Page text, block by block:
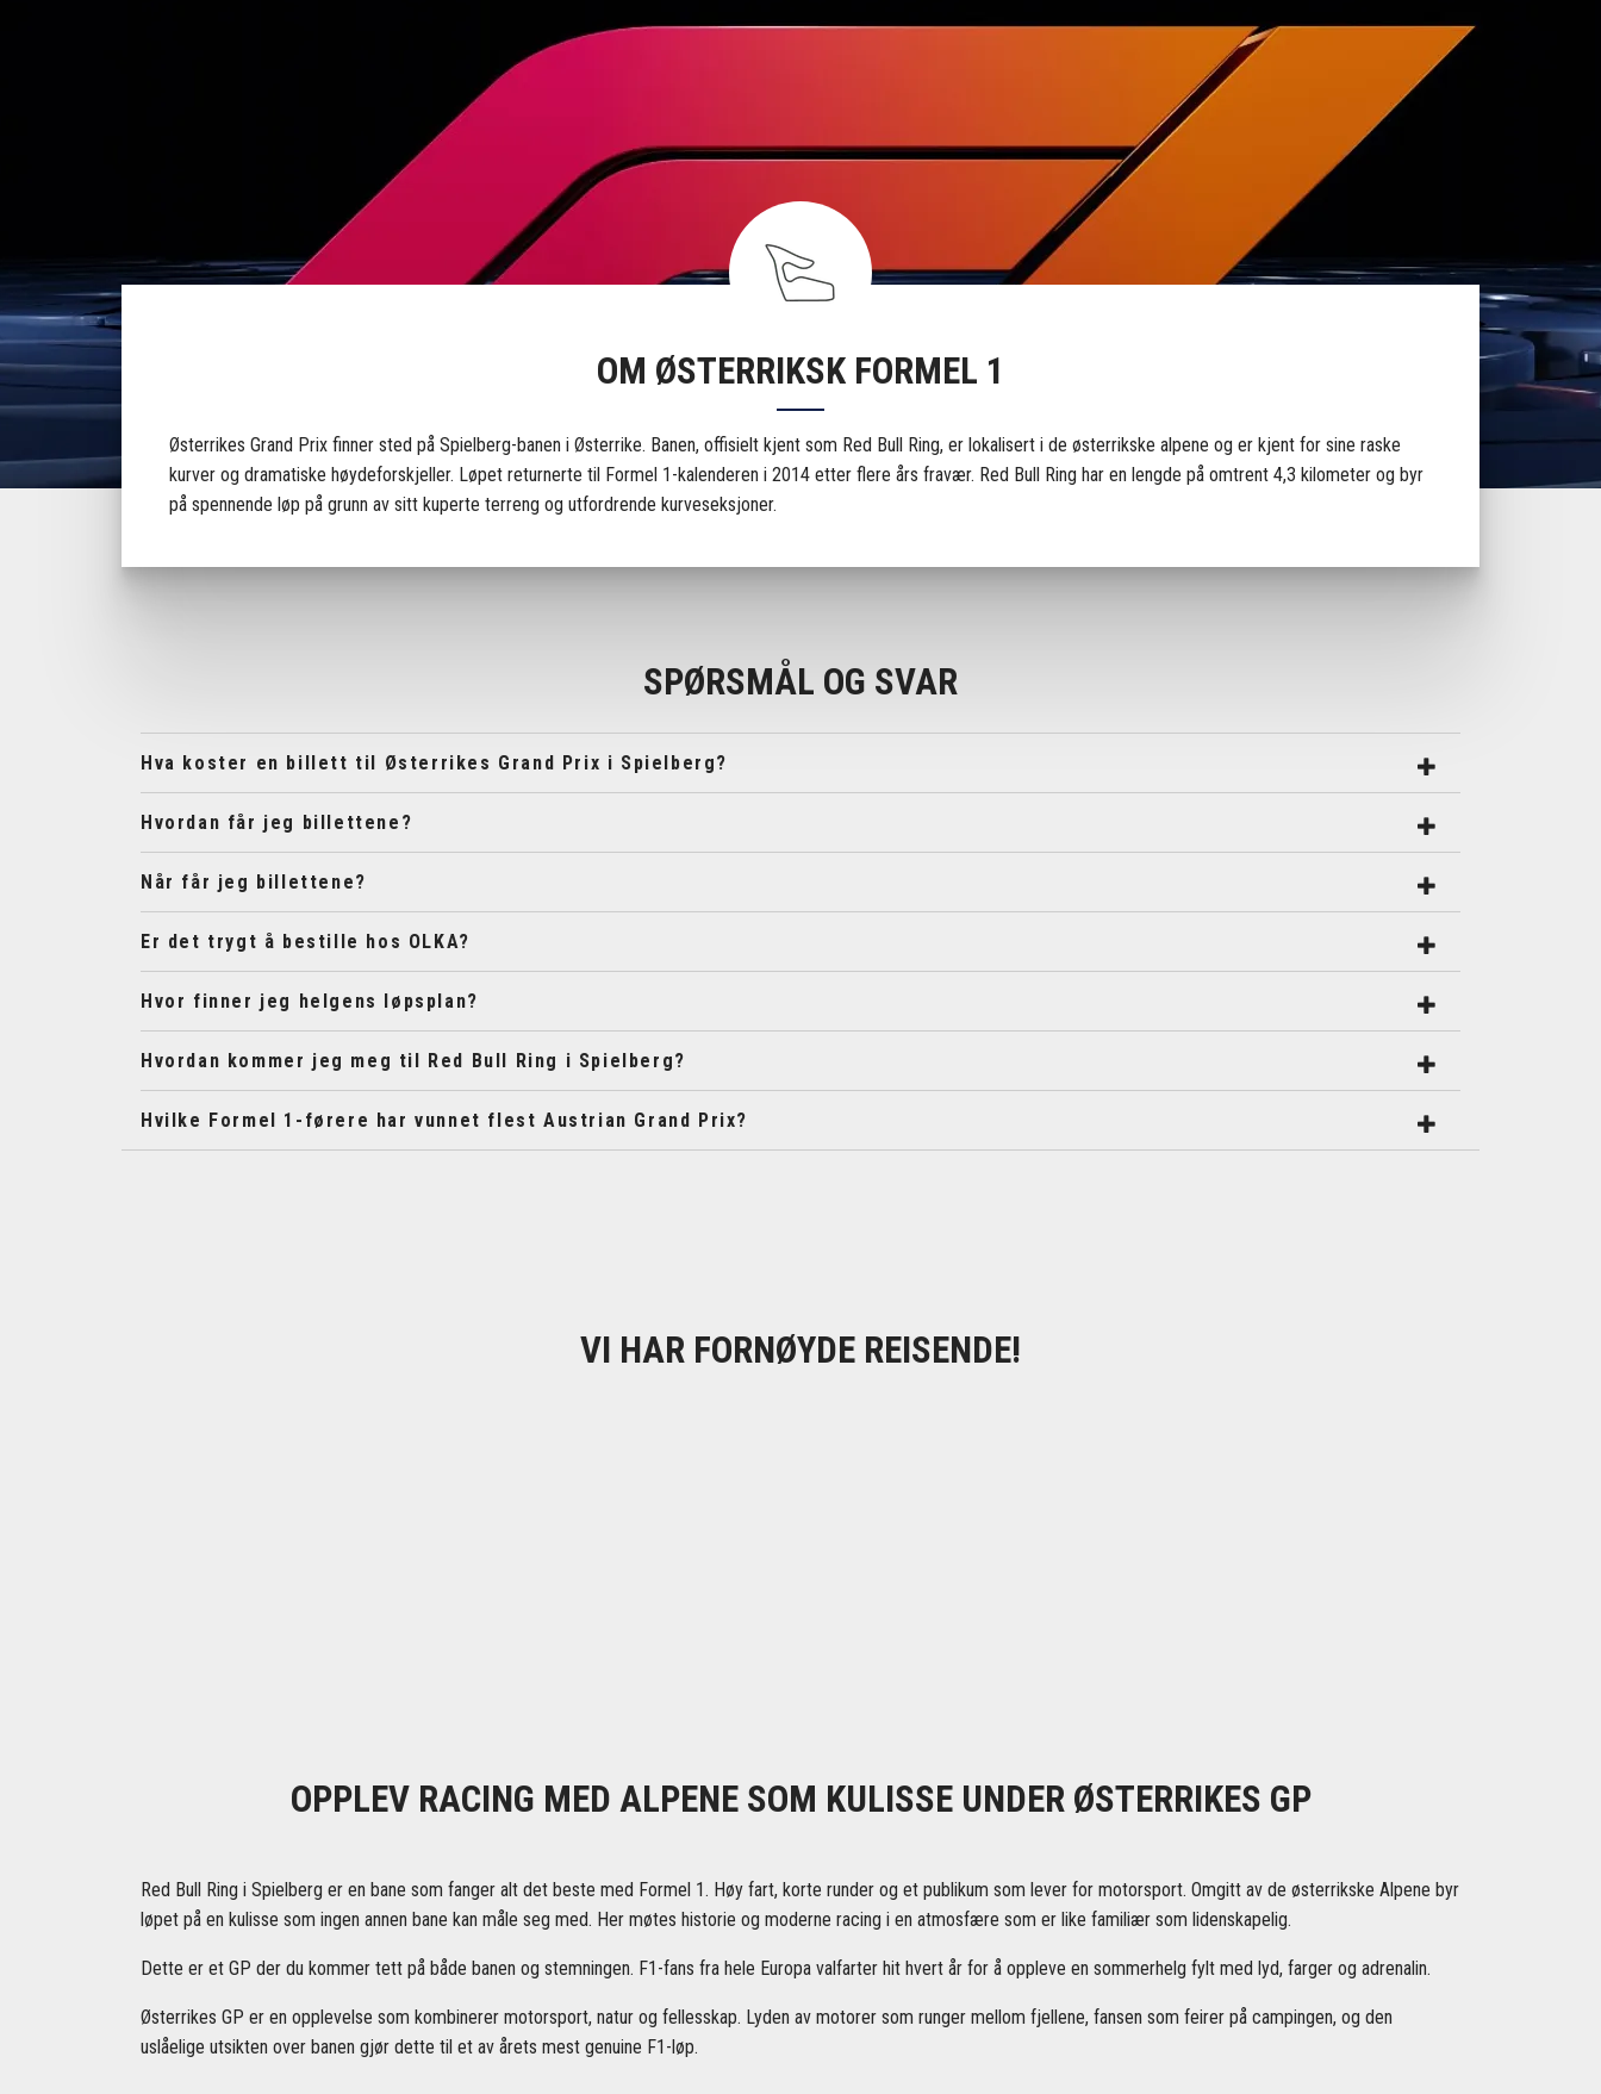
OM ØSTERRIKSK FORMEL 1
Østerrikes Grand Prix finner sted på Spielberg-banen i Østerrike. Banen, offisielt kjent som Red Bull Ring, er lokalisert i de østerrikske alpene og er kjent for sine raske
kurver og dramatiske høydeforskjeller. Løpet returnerte til Formel 1-kalenderen i 2014 etter flere års fravær. Red Bull Ring har en lengde på omtrent 4,3 kilometer og byr
på spennende løp på grunn av sitt kuperte terreng og utfordrende kurveseksjoner.
SPØRSMÅL OG SVAR
Hva koster en billett til Østerrikes Grand Prix i Spielberg?
Hvordan får jeg billettene?
Når får jeg billettene?
Er det trygt å bestille hos OLKA?
Hvor finner jeg helgens løpsplan?
Hvordan kommer jeg meg til Red Bull Ring i Spielberg?
Hvilke Formel 1-førere har vunnet flest Austrian Grand Prix?
VI HAR FORNØYDE REISENDE!
OPPLEV RACING MED ALPENE SOM KULISSE UNDER ØSTERRIKES GP
Red Bull Ring i Spielberg er en bane som fanger alt det beste med Formel 1. Høy fart, korte runder og et publikum som lever for motorsport. Omgitt av de østerrikske Alpene byr
løpet på en kulisse som ingen annen bane kan måle seg med. Her møtes historie og moderne racing i en atmosfære som er like familiær som lidenskapelig.
Dette er et GP der du kommer tett på både banen og stemningen. F1-fans fra hele Europa valfarter hit hvert år for å oppleve en sommerhelg fylt med lyd, farger og adrenalin.
Østerrikes GP er en opplevelse som kombinerer motorsport, natur og fellesskap. Lyden av motorer som runger mellom fjellene, fansen som feirer på campingen, og den
uslåelige utsikten over banen gjør dette til et av årets mest genuine F1-løp.